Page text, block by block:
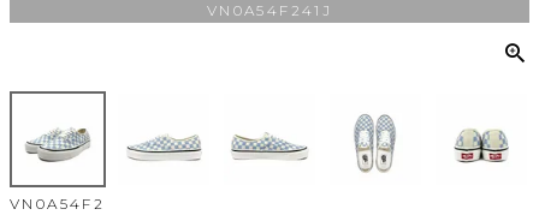
VN0A54F241J
VN0A54F2